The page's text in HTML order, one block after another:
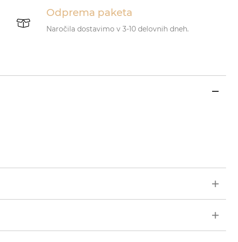
Odprema paketa
Naročila dostavimo v 3-10 delovnih dneh.